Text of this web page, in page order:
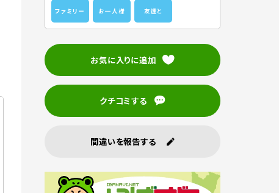
ファミリー お一人様 友達と
お気に入りに追加
クチコミする
間違いを報告する